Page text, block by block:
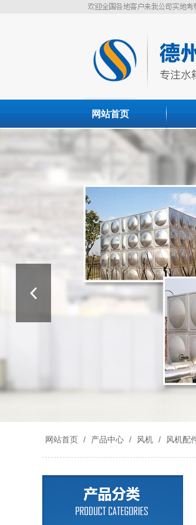
网站首页
网站首页 / 产品中心 / 风机 / 风机配